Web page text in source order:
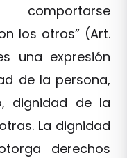
los otros” (Art.
una expresión
de la persona,
dignidad de la
La dignidad
derechos